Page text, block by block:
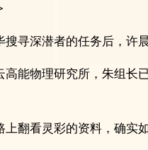
搜寻深潜者的任务后，许
高能物理研究所，朱组长
上翻看灵彩的资料，确实